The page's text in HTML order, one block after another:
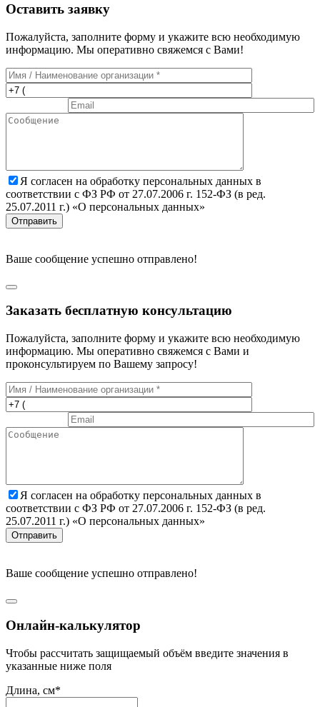
Оставить заявку
Пожалуйста, заполните форму и укажите всю необходимую
информацию. Мы оперативно свяжемся с Вами!
Я согласен на обработку персональных данных в
соответствии с ФЗ РФ от 27.07.2006 г. 152-ФЗ (в ред.
25.07.2011 г.) «О персональных данных»
Отправить
Ваше сообщение успешно отправлено!
Заказать бесплатную консультацию
Пожалуйста, заполните форму и укажите всю необходимую
информацию. Мы оперативно свяжемся с Вами и
проконсультируем по Вашему запросу!
Я согласен на обработку персональных данных в
соответствии с ФЗ РФ от 27.07.2006 г. 152-ФЗ (в ред.
25.07.2011 г.) «О персональных данных»
Отправить
Ваше сообщение успешно отправлено!
Онлайн-калькулятор
Чтобы рассчитать защищаемый объём введите значения в
указанные ниже поля
Длина, см*